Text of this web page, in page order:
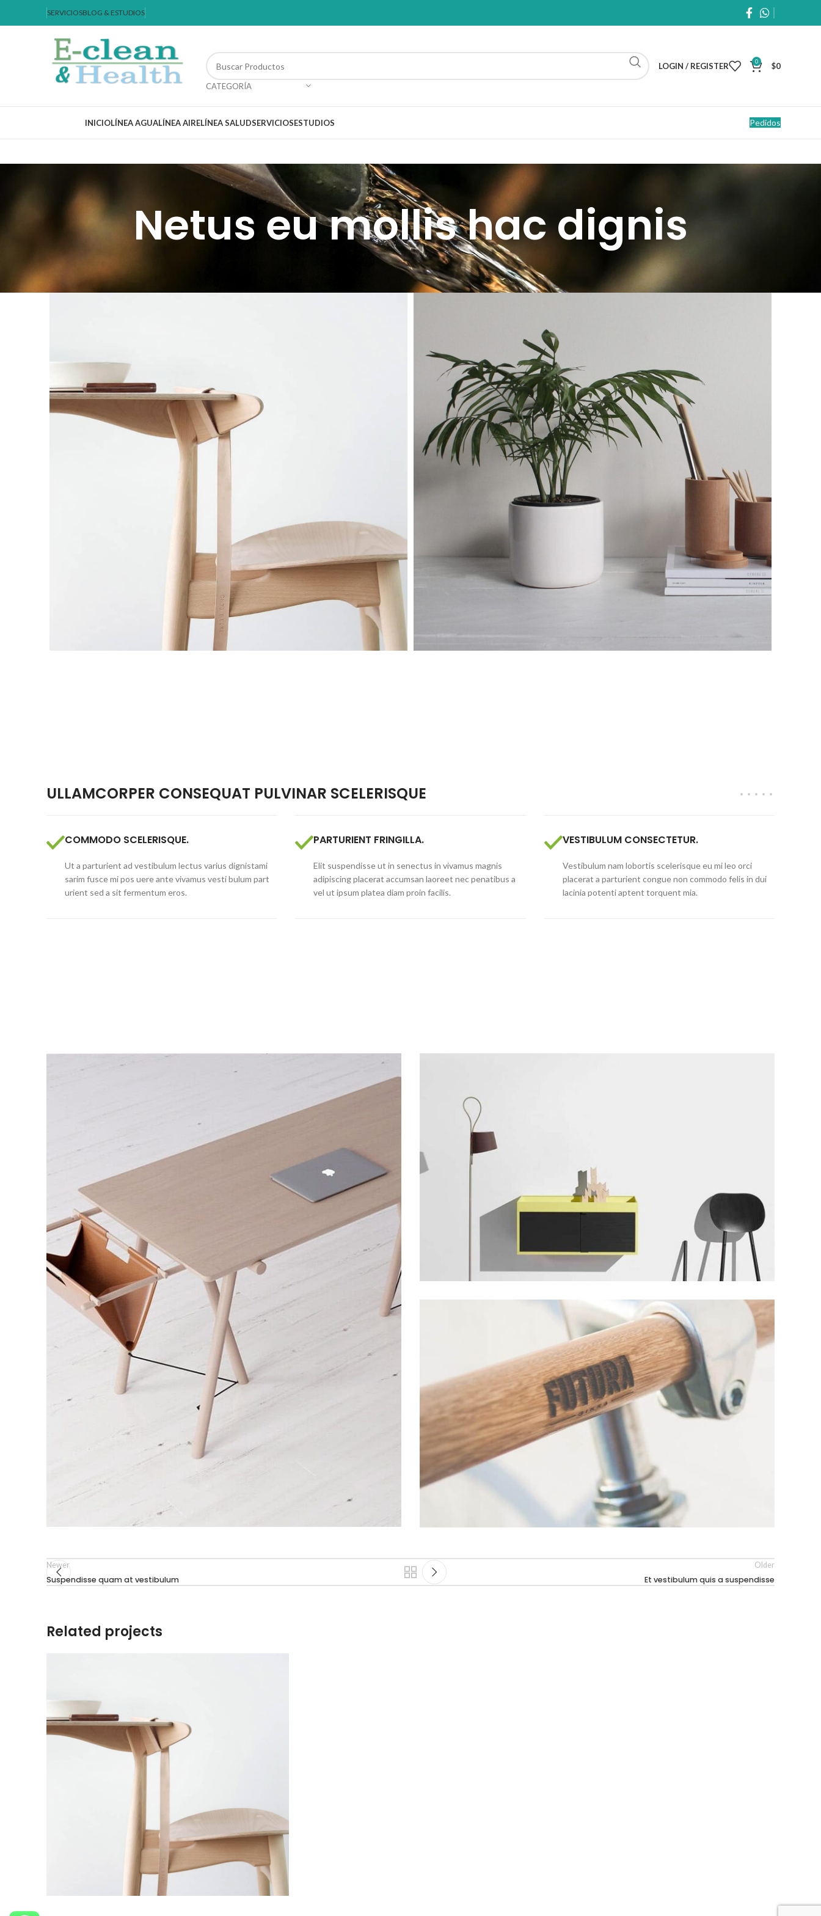
SERVICIOSBLOG & ESTUDIOS
CATEGORÍA
LOGIN / REGISTER 0 $0
INICIOLÍNEA AGUALÍNEA AIRELÍNEA SALUDSERVICIOSESTUDIOS Pedidos
Netus eu mollis hac dignis
ULLAMCORPER CONSEQUAT PULVINAR SCELERISQUE
COMMODO SCELERISQUE.
Ut a parturient ad vestibulum lectus varius dignistami
sarim fusce mi pos uere ante vivamus vesti bulum part
urient sed a sit fermentum eros.
PARTURIENT FRINGILLA.
Elit suspendisse ut in senectus in vivamus magnis
adipiscing placerat accumsan laoreet nec penatibus a
vel ut ipsum platea diam proin facilis.
VESTIBULUM CONSECTETUR.
Vestibulum nam lobortis scelerisque eu mi leo orci
placerat a parturient congue non commodo felis in dui
lacinia potenti aptent torquent mia.
Newer
Suspendisse quam at vestibulum
Older
Et vestibulum quis a suspendisse
Related projects